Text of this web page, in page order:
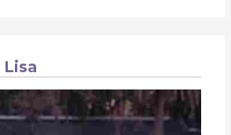
Lisa